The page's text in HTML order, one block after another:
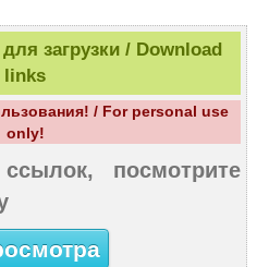
загрузки / Download
links
/ For personal use
only!
посмотрите